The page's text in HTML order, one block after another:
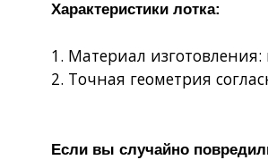
Характеристики лотка:
1. Материал изготовления:
2. Точная геометрия
Если вы случайно